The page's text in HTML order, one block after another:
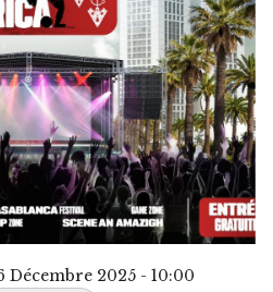
Décembre 2025 - 10:00